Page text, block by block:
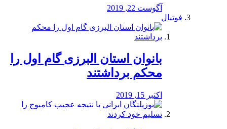
آگوست 22, 2019
فوتبال
بانوان استان البرزی گام اول را
محكم برداشتند
اکتبر 15, 2019